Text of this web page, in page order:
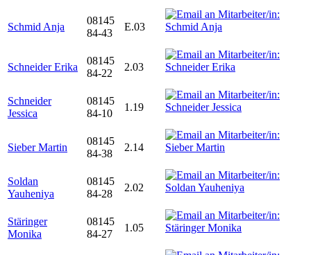
Schmid Anja
08145
84-43
E.03
Schneider Erika
08145
84-22
2.03
Schneider
Jessica
08145
84-10
1.19
Sieber Martin
08145
84-38
2.14
Soldan
Yauheniya
08145
84-28
2.02
Stäringer
Monika
08145
84-27
1.05